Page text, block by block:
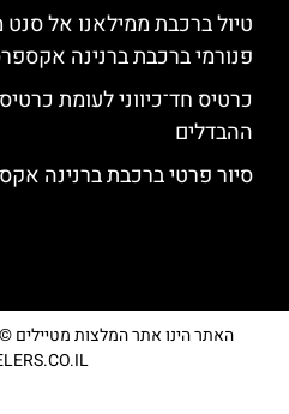
טיול ברכבת ממילאנו אל סנט
פנורמי ברכבת ברנינה
כרטיס חד־כיווני לעומת
ההבדלים
סיור פרטי ברכבת ברנינה
האתר הינו אתר המלצות מטיילים